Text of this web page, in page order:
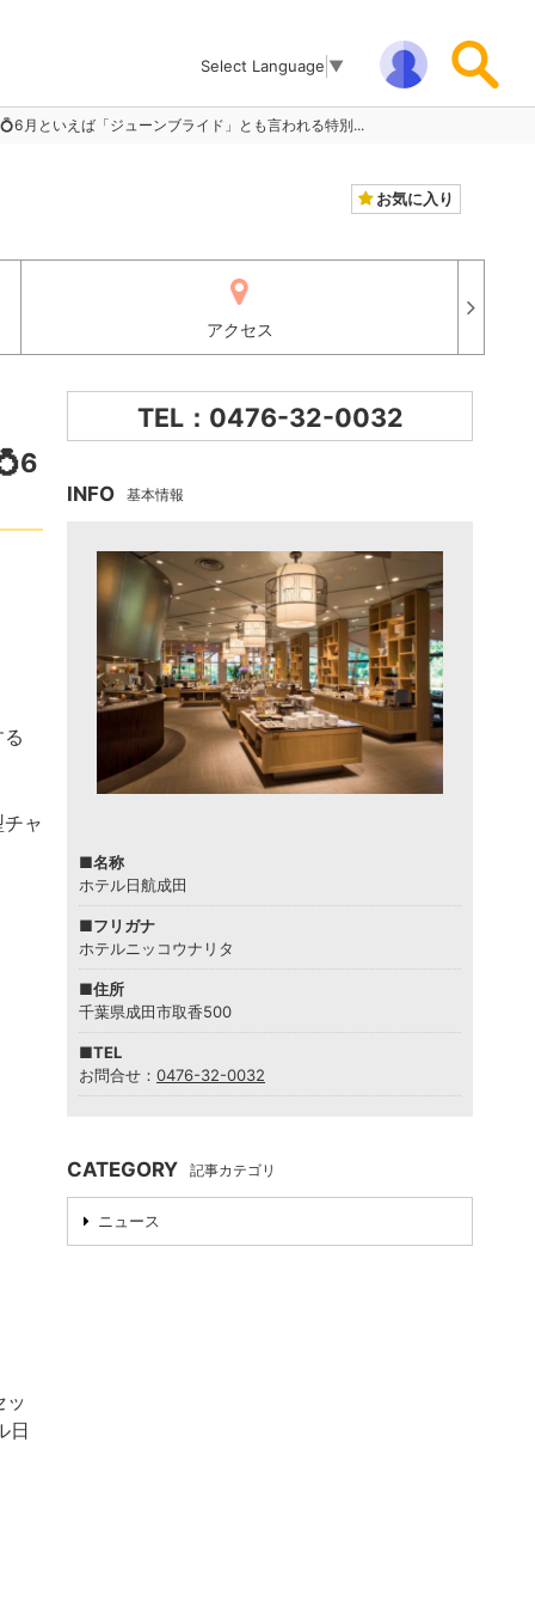
Select Language ▼
月といえば「ジューンブライド」とも言われる特別...
お気に入り
アクセス
ャ
ッ
日
TEL：0476-32-0032
INFO 基本情報
■名称
ホテル日航成田
■フリガナ
ホテルニッコウナリタ
■住所
千葉県成田市取香500
■TEL
お問合せ： 0476-32-0032
CATEGORY 記事カテゴリ
ニュース